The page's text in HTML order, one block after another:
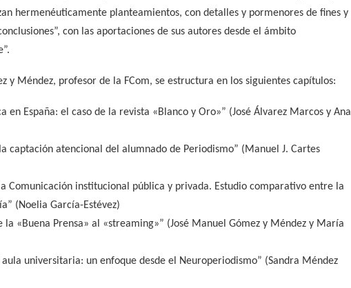
hermenéuticamente planteamientos, con detalles y pormenores de fines y
con las aportaciones de sus autores desde el ámbito
y Méndez, profesor de la FCom, se estructura en los siguientes capítulos:
en España: el caso de la revista «Blanco y Oro»” (José Álvarez Marcos y Ana
captación atencional del alumnado de Periodismo” (Manuel J. Cartes
Comunicación institucional pública y privada. Estudio comparativo entre la
(Noelia García-Estévez)
«Buena Prensa» al «streaming»” (José Manuel Gómez y Méndez y María
universitaria: un enfoque desde el Neuroperiodismo” (Sandra Méndez